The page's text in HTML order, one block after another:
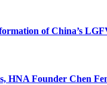
of China’s
HNA Founder Chen